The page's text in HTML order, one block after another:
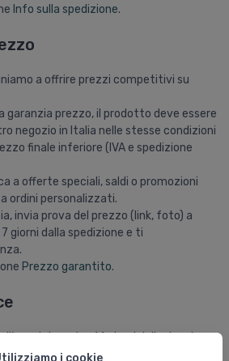
i cookie
Info sulla spedizione.
a offrire prezzi competitivi su
garanzia prezzo, il prodotto deve essere
negozio in Italia nelle stesse condizioni
finale inferiore (IVA e spedizione
a offerte speciali, saldi o promozioni
ordini personalizzati.
invia prova del prezzo (link, foto) a
giorni dalla spedizione e ti
Prezzo garantito.
entro 14 giorni dalla ricezione